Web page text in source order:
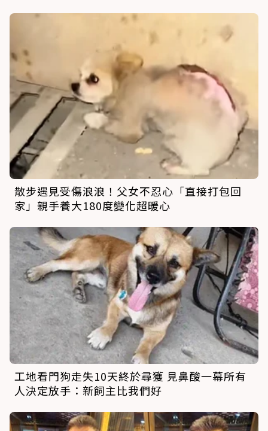
散步遇見受傷浪浪！父女不忍心「直接打包回
家」親手養大180度變化超暖心
工地看門狗走失10天終於尋獲 見鼻酸一幕所有
人決定放手：新飼主比我們好